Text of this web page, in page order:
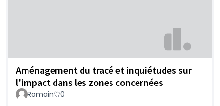
Aménagement du tracé et inquiétudes sur
l'impact dans les zones concernées
Romain 0